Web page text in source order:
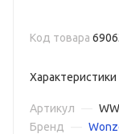
Код товара
Характеристики
Артикул
Бренд